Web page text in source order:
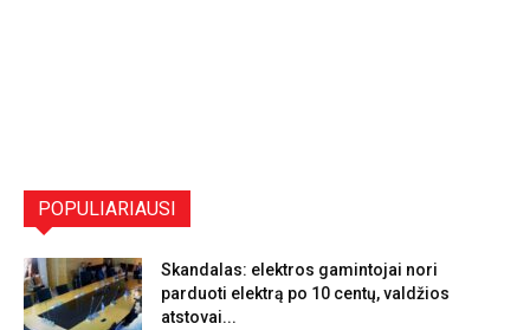
POPULIARIAUSI
Skandalas: elektros gamintojai nori
parduoti elektrą po 10 centų, valdžios
atstovai...